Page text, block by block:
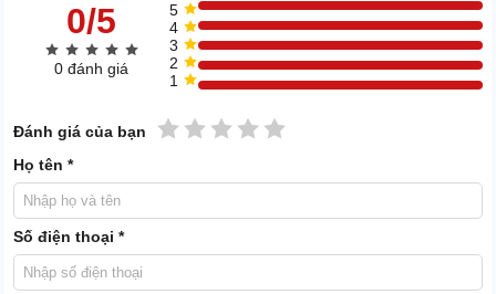
Các motor này nâng tổng công suất máy lên mức 3000W, sinh áp
lực lên tới 250mbar, lưu lượng khí 120l/s.
Đặc biệt, động cơ còn chạy cực khỏe, có thể vận hành liên tục 7-8
0/5
0 đánh giá
5
4
3
2
1
Đánh giá của bạn 5 sao
4 sao
3 sao
2 sao
1 sao
Họ tên *
Số điện thoại *